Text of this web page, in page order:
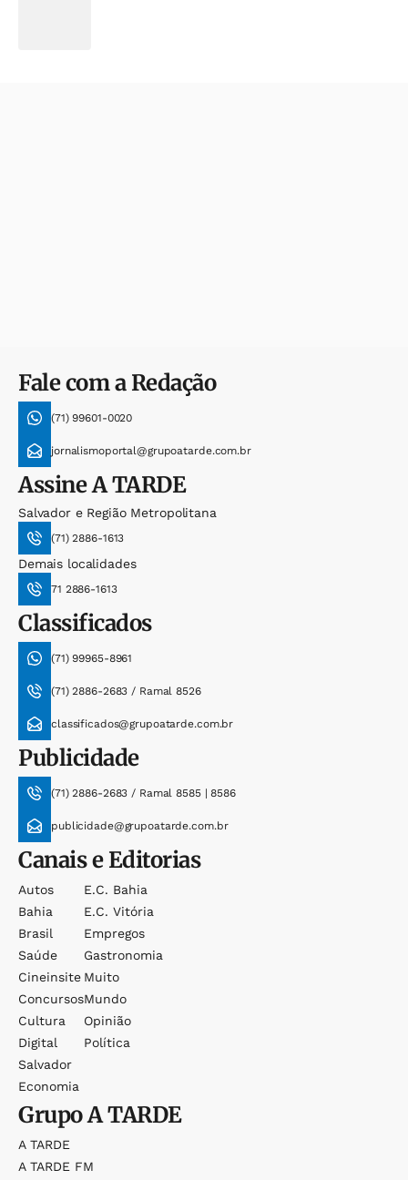
Fale com a Redação
(71) 99601-0020
jornalismoportal@grupoatarde.com.br
AssineA TARDE
Salvador e Região Metropolitana
(71) 2886-1613
Demais localidades
71 2886-1613
Classificados
(71) 99965-8961
(71) 2886-2683 / Ramal 8526
classificados@grupoatarde.com.br
Publicidade
(71) 2886-2683 / Ramal 8585 | 8586
publicidade@grupoatarde.com.br
Canais e Editorias
Autos
Bahia
Brasil
Saúde
Cineinsite
Concursos
Cultura
Digital
Salvador
Economia
E.c. Bahia
E.c. Vitória
Empregos
Gastronomia
Muito
Mundo
Opinião
Política
GrupoA TARDE
A TARDE
A TARDE FM